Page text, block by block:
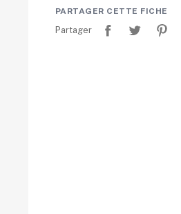
PARTAGER CETTE FICHE
Partager